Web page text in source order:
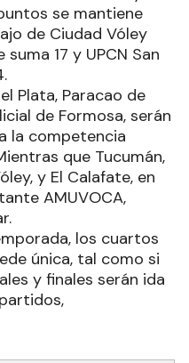
se mantiene
de Ciudad Vóley
17 y UPCN San
Plata, Paracao de
de Formosa, serán
la competencia
que Tucumán,
y El Calafate, en
AMUVOCA,
los cuartos
única, tal como si
y finales serán ida